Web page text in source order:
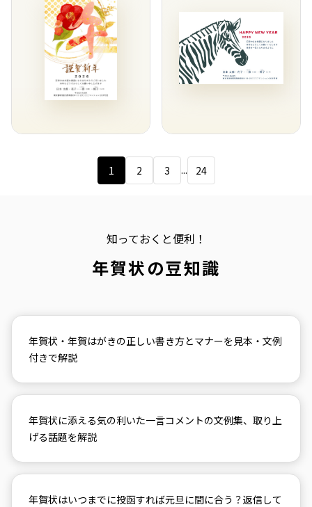
1 2 3 ... 24
知っておくと便利！
年賀状の豆知識
年賀状・年賀はがきの正しい書き方とマナーを見本・文例
付きで解説
年賀状に添える気の利いた一言コメントの文例集、取り上
げる話題を解説
年賀状はいつまでに投函すれば元旦に間に合う？返信して